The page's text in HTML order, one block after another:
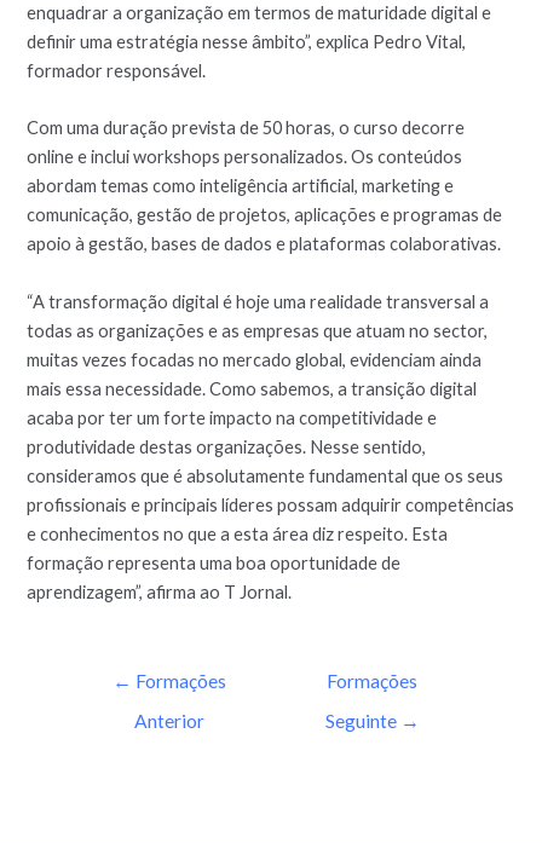
enquadrar a organização em termos de maturidade digital e
definir uma estratégia nesse âmbito”, explica Pedro Vital,
formador responsável.
Com uma duração prevista de 50 horas, o curso decorre
online e inclui workshops personalizados. Os conteúdos
abordam temas como inteligência artificial, marketing e
comunicação, gestão de projetos, aplicações e programas de
apoio à gestão, bases de dados e plataformas colaborativas.
“A transformação digital é hoje uma realidade transversal a
todas as organizações e as empresas que atuam no sector,
muitas vezes focadas no mercado global, evidenciam ainda
mais essa necessidade. Como sabemos, a transição digital
acaba por ter um forte impacto na competitividade e
produtividade destas organizações. Nesse sentido,
consideramos que é absolutamente fundamental que os seus
profissionais e principais líderes possam adquirir competências
e conhecimentos no que a esta área diz respeito. Esta
formação representa uma boa oportunidade de
aprendizagem”, afirma ao T Jornal.
← Formações
Anterior
Formações
Seguinte →